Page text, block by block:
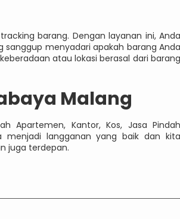
barang. Dengan layanan ini, Anda
sanggup menyadari apakah barang Anda
atau lokasi berasal dari barang
Malang
Apartemen, Kantor, Kos, Jasa Pindah
menjadi langganan yang baik dan kita
juga terdepan.